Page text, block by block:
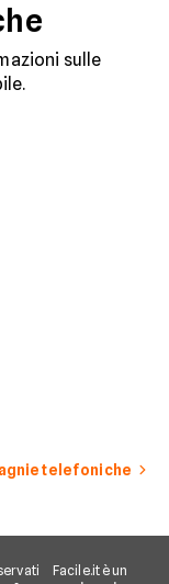
riconoscere i
pericolo e a usare gli
strumenti giusti per
bloccare finalmente
contatti
sulle
telefoniche
Facile.it è un